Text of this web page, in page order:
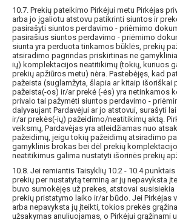
10.7. Prekių pateikimo Pirkėjui metu Pirkėjas
arba jo įgaliotu atstovu patikrinti siuntos ir
pasirašyti siuntos perdavimo - priėmimo
pasirašius siuntos perdavimo - priėmimo
siunta yra perduota tinkamos būklės, prekių
atsiradimo pagrindas priskirtinas ne
ių) komplektacijos neatitikimų (tokių, kuriuos
prekių apžiūros metu) nėra. Pastebėjęs, kad
pažeista (suglamžyta, šlapia ar kitaip išoriškai
pažeista(-os) ir/ar prekė (-ės) yra netinkamos
privalo tai pažymėti siuntos perdavimo -
dalyvaujant Pardavėjui ar jo atstovui, surašyti
ir/ar prekės(-ių) pažeidimo/neatitikimų aktą.
veiksmų, Pardavėjas yra atleidžiamas nuo
pažeidimų, jeigu tokių pažeidimų atsiradimo
gamyklinis brokas bei dėl prekių
neatitikimus galima nustatyti išorinės prekių
10.8. Jei remiantis Taisyklių 10.2 - 10.4
prekių per nustatytą terminą ar jų nepavyksta
buvo sumokėjęs už prekes, atstovai susisiekia
prekių pristatymo laiko ir/ar būdo. Jei Pirkėjas
arba nepavyksta jų įteikti, tokios prekės
užsakymas anuliuojamas, o Pirkėjui grąžinami